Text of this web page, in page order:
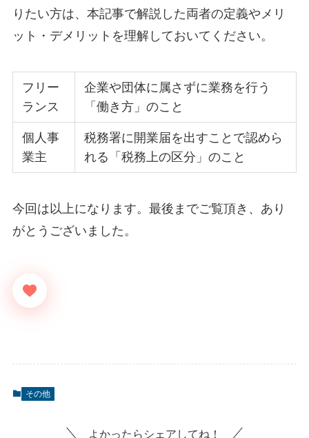
りたい方は、本記事で解説した両者の定義やメリ
ット・デメリットを理解しておいてください。
フリー
ランス
企業や団体に属さずに業務を行う
「働き方」のこと
個人事
業主
税務署に開業届を出すことで認めら
れる「税務上の区分」のこと
今回は以上になります。最後までご覧頂き、あり
がとうございました。
その他
よかったらシェアしてね！